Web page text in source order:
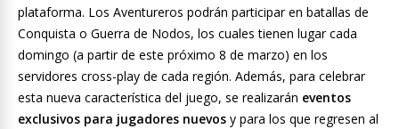
plataforma. Los Aventureros podrán participar en batallas de
Conquista o Guerra de Nodos, los cuales tienen lugar cada
domingo (a partir de este próximo 8 de marzo) en los
servidores cross-play de cada región. Además, para celebrar
esta nueva característica del juego, se realizarán eventos
exclusivos para jugadores nuevos y para los que regresen al